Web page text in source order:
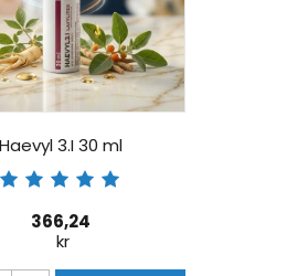
Haevyl 3.I 30 ml
366,24
kr